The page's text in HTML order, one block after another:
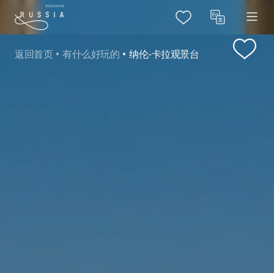
返回首页 有什么好玩的 纳伦-卡拉观景台